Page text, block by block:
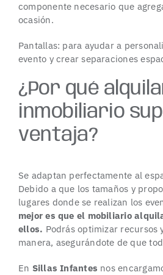
componente necesario que
ocasión.
Pantallas: para ayudar a
evento y crear separaciones
¿Por qué
inmobiliario
ventaja?
Se adaptan perfectamente al
Debido a que los tamaños y
lugares donde se realizan los
mejor es que el mobiliario
ellos. Podrás optimizar recursos
manera, asegurándote de que
En Sillas Infantes nos